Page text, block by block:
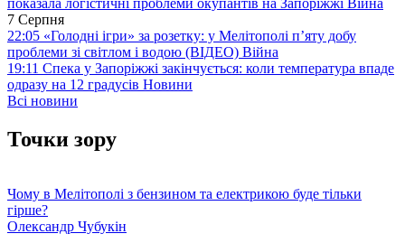
показала логістичні проблеми окупантів на Запоріжжі Війна
7 Серпня
22:05 «Голодні ігри» за розетку: у Мелітополі п’яту добу
проблеми зі світлом і водою (ВІДЕО) Війна
19:11 Спека у Запоріжжі закінчується: коли температура впаде
одразу на 12 градусів Новини
Всі новини
Точки зору
Чому в Мелітополі з бензином та електрикою буде тільки
гірше?
Олександр Чубукін